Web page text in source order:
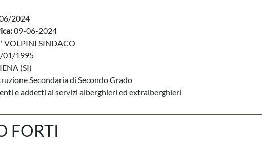
2024
09-06-2024
VOLPINI SINDACO
01/1995
(SI)
Secondaria di Secondo Grado
e addetti ai servizi alberghieri ed extralberghieri
FORTI